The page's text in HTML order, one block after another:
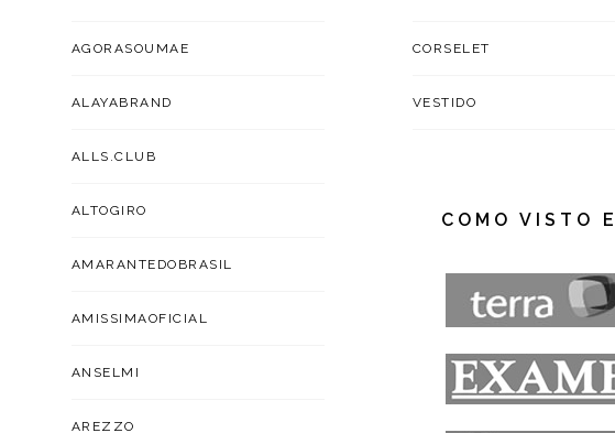
AGORASOUMAE
ALAYABRAND
ALLS.CLUB
ALTOGIRO
AMARANTEDOBRASIL
AMISSIMAOFICIAL
ANSELMI
AREZZO
CORSELET
VESTIDO
COMO VISTO